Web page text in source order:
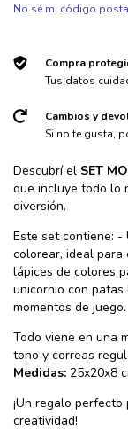
No sé mi código
Compra
Tus datos
Cambios y
Si no te gusta,
Descubrí el SET
que incluye todo lo
diversión.
Este set contiene: -
colorear, ideal para
lápices de colores
unicornio con
momentos de juego.
Todo viene en una
tono y correas
Medidas: 25x20x8
¡Un regalo
creatividad!